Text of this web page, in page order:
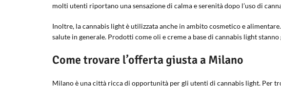
molti utenti riportano una sensazione di calma e serenità dopo l’uso di
Inoltre, la cannabis light è utilizzata anche in ambito cosmetico e
salute in generale. Prodotti come oli e creme a base di cannabis light
Come trovare l’offerta giusta a Milano
Milano è una città ricca di opportunità per gli utenti di cannabis light. Per